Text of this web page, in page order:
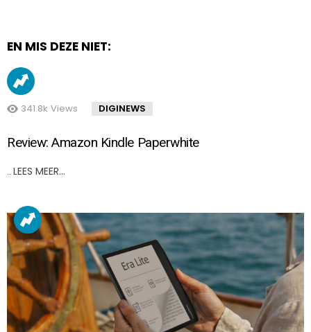
EN MIS DEZE NIET:
341.8k Views DIGINEWS
Review: Amazon Kindle Paperwhite
LEES MEER…